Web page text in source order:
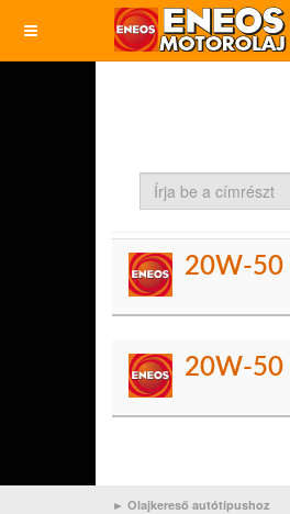
Írja
a
20W-50
20W-50
► Olajkereső autótípushoz